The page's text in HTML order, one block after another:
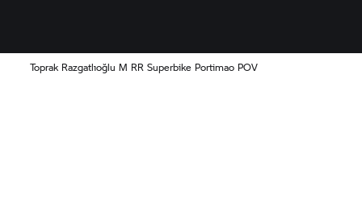
Toprak Razgatlıoğlu M RR Superbike Portimao POV